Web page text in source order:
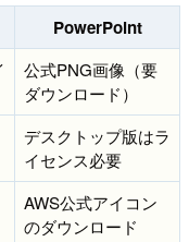
PowerPoint
公式PNG画像（要
ダウンロード）
デスクトップ版はラ
イセンス必要
AWS公式アイコン
のダウンロード